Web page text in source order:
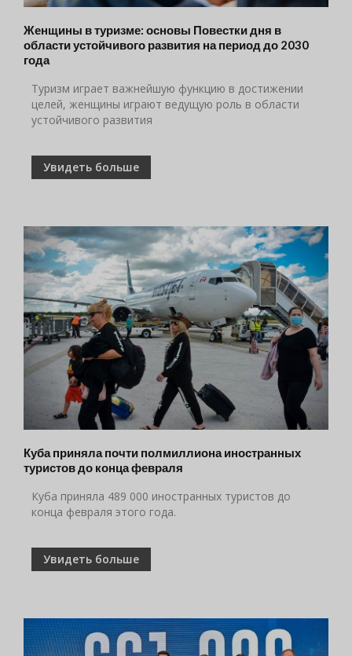
Женщины в туризме: основы Повестки дня в
области устойчивого развития на период до 2030
года
Туризм играет важнейшую функцию в достижении
целей, женщины играют ведущую роль в области
устойчивого развития
Увидеть больше
Куба приняла почти полмиллиона иностранных
туристов до конца февраля
Куба приняла 489 000 иностранных туристов до
конца февраля этого года.
Увидеть больше